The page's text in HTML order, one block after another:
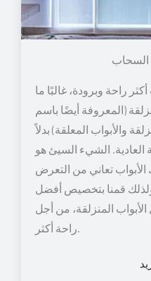
السحاب
راحة وبرودة، غالبًا ما
(المعروفة أيضًا باسم
والأبواب المعلقة) بدلاً
العادية. الشيء السيئ هو
الأبواب تعاني من التعرض
قمنا بتخصيص أفضل
المنزلقة، من أجل
راحة أكثر.